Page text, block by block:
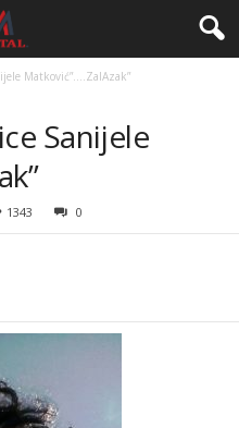
Matković”….ZalAzak”
Sanijele
1343 0